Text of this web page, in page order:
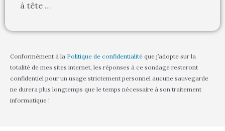
à tête …
Conformément à la Politique de confidentialité que j’adopte sur la
totalité de mes sites internet, les réponses à ce sondage resteront
confidentiel pour un usage strictement personnel aucune sauvegarde
ne durera plus longtemps que le temps nécessaire à son traitement
informatique !